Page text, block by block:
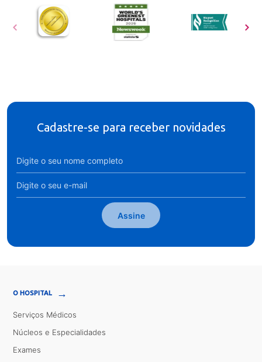
Cadastre-se para receber novidades
Assine
O HOSPITAL →
Serviços Médicos
Núcleos e Especialidades
Exames